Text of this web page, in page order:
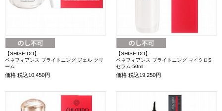
【SHISEIDO】
ベネフィアンス ブライトニング ジェル クリ
ーム
価格 税込10,450円
【SHISEIDO】
ベネフィアンス ブライトニング マイクロS
セラム 50ml
価格 税込19,250円